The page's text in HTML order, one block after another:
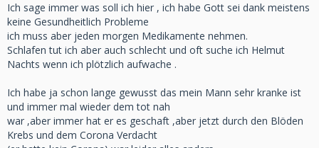
Ich sage immer was soll ich hier , ich habe Gott sei dank meistens
keine Gesundheitlich Probleme
ich muss aber jeden morgen Medikamente nehmen.
Schlafen tut ich aber auch schlecht und oft suche ich Helmut
Nachts wenn ich plötzlich aufwache .
Ich habe ja schon lange gewusst das mein Mann sehr kranke ist
und immer mal wieder dem tot nah
war ,aber immer hat er es geschaft ,aber jetzt durch den Blöden
Krebs und dem Corona Verdacht